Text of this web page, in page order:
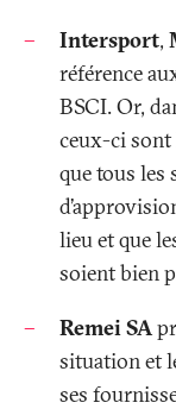
Intersport,
référence
BSCI. Or,
ceux-ci sont
que tous les
lieu et que
soient bien
Remei SA
situation et
ses